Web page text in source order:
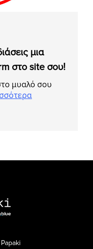
μια
στο site σου!
μυαλό σου